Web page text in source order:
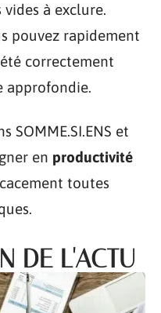
à exclure.
pouvez rapidement
correctement
approfondie.
SOMME.SI.ENS et
en productivité
toutes
DE L'ACTU